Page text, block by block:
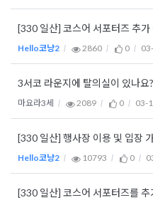
[330 일산] 코스어 서포터즈 추가
Hello코냥2 2860 0
3서코 라운지에 탈의실이 있나요?
마요라3세 2089 0 03-
[330 일산] 행사장 이용 및 입장
Hello코냥2 10793 0
[330 일산] 코스어 서포터즈를